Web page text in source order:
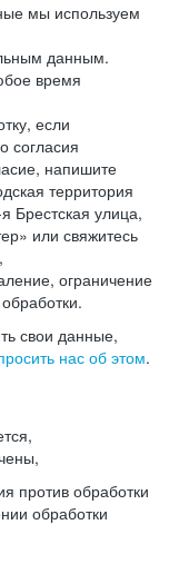
мы используем
данным.
время
если
согласия
напишите
территория
Брестская улица,
или свяжитесь
,
ограничение
свои данные,
нас об этом.
против обработки
обработки